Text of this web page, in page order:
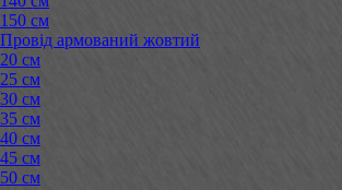
150 см
Провід армований жовтий
20 см
25 см
30 см
35 см
40 см
45 см
50 см